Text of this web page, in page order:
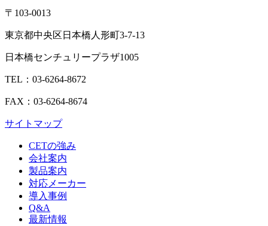
〒103-0013
東京都中央区日本橋人形町3-7-13
日本橋センチュリープラザ1005
TEL：03-6264-8672
FAX：03-6264-8674
サイトマップ
CETの強み
会社案内
製品案内
対応メーカー
導入事例
Q&A
最新情報